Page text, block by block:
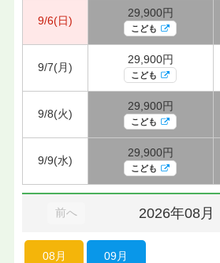
9/6(日)
29,900円
こども
9/7(月)
29,900円
こども
9/8(火)
29,900円
こども
9/9(水)
29,900円
こども
前へ 2026年08月
08月 09月